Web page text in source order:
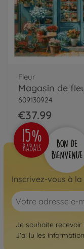
Fleur
609130924
€37.99
Inscrivez-vous à
Je souhaite recevoir
J'ai lu les